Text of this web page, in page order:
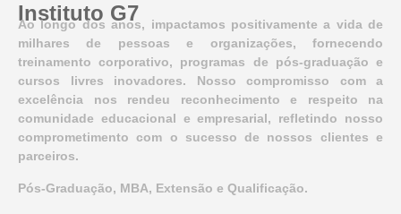
Instituto G7
Ao longo dos anos, impactamos positivamente a vida de
milhares de pessoas e organizações, fornecendo
treinamento corporativo, programas de pós-graduação e
cursos livres inovadores. Nosso compromisso com a
excelência nos rendeu reconhecimento e respeito na
comunidade educacional e empresarial, refletindo nosso
comprometimento com o sucesso de nossos clientes e
parceiros.
Pós-Graduação, MBA, Extensão e Qualificação.